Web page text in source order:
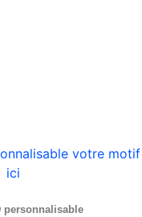
personnalisable